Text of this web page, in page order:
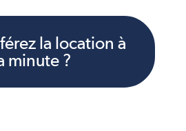
la location à
minute ?